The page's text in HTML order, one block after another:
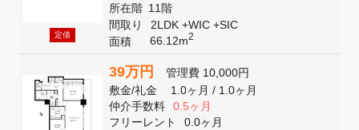
定借
所在階 11階
間取り
2LDK +WIC +SIC
面積
66.12m2
39万円 管理費 10,000円
敷金/礼金 1.0ヶ月/ 1.0ヶ月
仲介手数料
0.5ヶ月
フリーレント
0.0ヶ月